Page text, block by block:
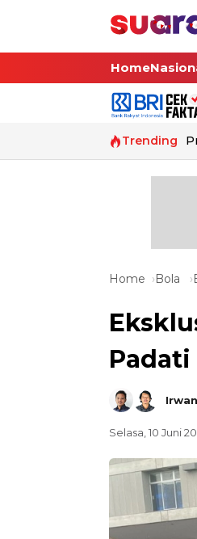
Home
Trending
Home Bola
Padati
Selasa, 10 Juni